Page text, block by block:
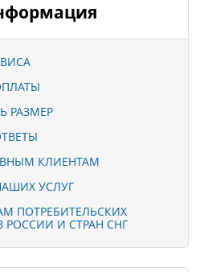
РАЗМЕР
КЛИЕНТАМ
УСЛУГ
ПОТРЕБИТЕЛЬСКИХ
РОССИИ И СТРАН СНГ